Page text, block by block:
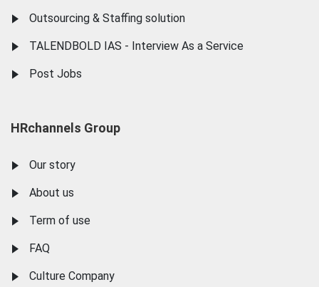
Outsourcing & Staffing solution
TALENDBOLD IAS - Interview As a Service
Post Jobs
HRchannels Group
Our story
About us
Term of use
FAQ
Culture Company